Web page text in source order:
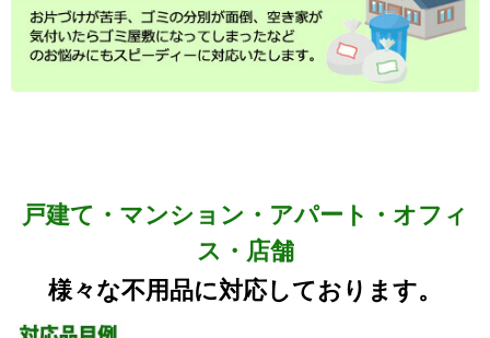
戸建て・マンション・アパート・オフィ
ス・店舗
様々な不用品に対応しております。